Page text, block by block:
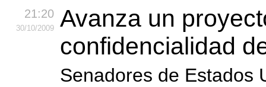
21:20
30/10/2009
Avanza un
confidencialidad
Senadores de Estados